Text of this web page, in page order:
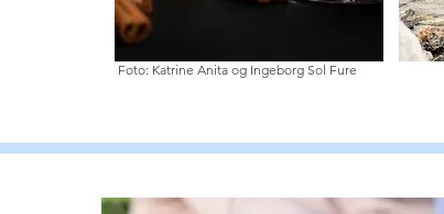
Foto: Katrine Anita og Ingeborg Sol Fure